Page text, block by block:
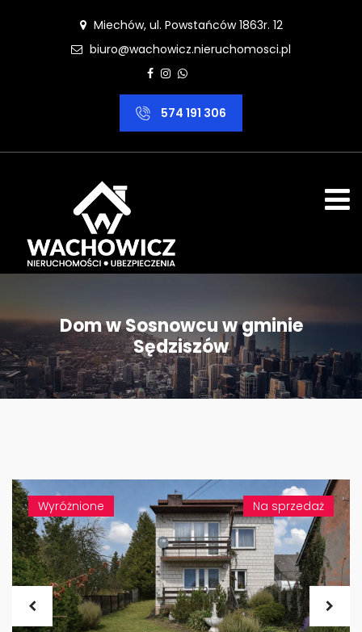
Miechów, ul. Powstańców 1863r. 12
biuro@wachowicz.nieruchomosci.pl
574 191 306
Dom w Sosnowcu w gminie
Sędziszów
Wyróżnione Na sprzedaż